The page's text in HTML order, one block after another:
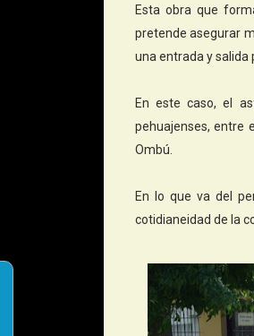
Esta obra que
pretende asegurar
una entrada y salida
En este caso, el
pehuajenses, entre
Ombú.
En lo que va del
cotidianeidad de la